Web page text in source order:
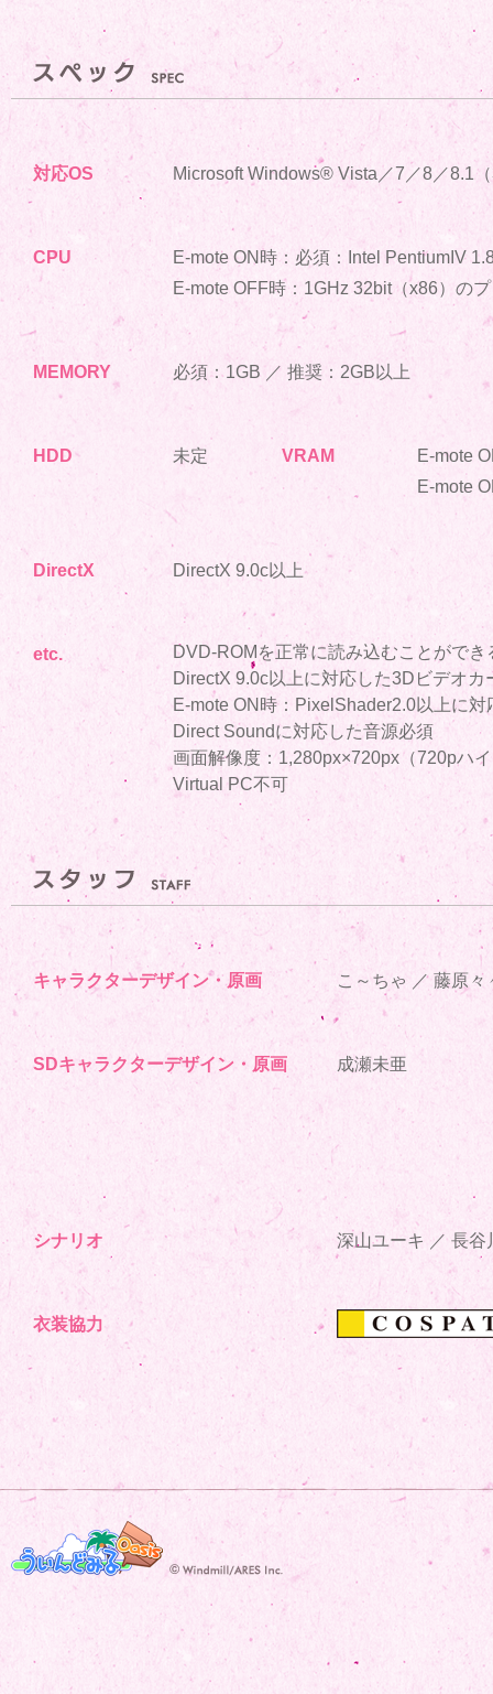
対応OS Microsoft Windows® Vista／7／8／8.1
CPU
E-mote ON時：必須：Intel PentiumIV
E-mote OFF時：1GHz 32bit（x86）の
MEMORY 必須：1GB ／ 推奨：2GB以上
HDD 未定 VRAM
E-mote
E-mote
DirectX DirectX 9.0c以上
etc.
DVD-ROMを正常に読み込むことができ
DirectX 9.0c以上に対応した3Dビデオ
E-mote ON時：PixelShader2.0以上に
Direct Soundに対応した音源必須
画面解像度：1,280px×720px（720pハ
Virtual PC不可
キャラクターデザイン・原画 こ～ちゃ ／ 藤原々
SDキャラクターデザイン・原画 成瀬未亜
シナリオ 深山ユーキ ／ 長谷
衣装協力